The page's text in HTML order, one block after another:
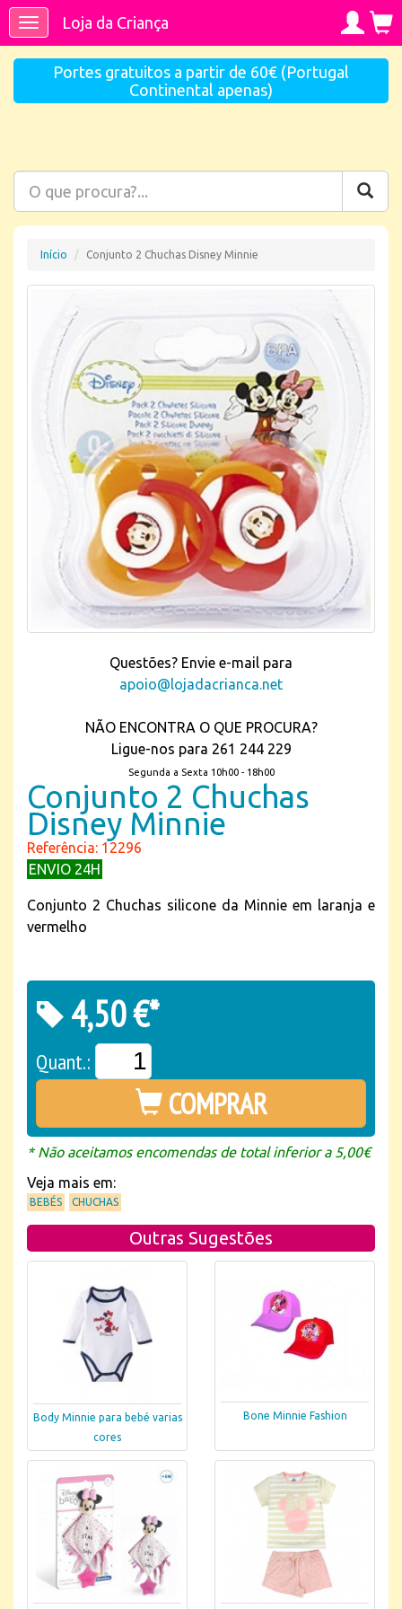
ToggleLoja da Criança
Portes gratuitos a partir de 60€ (Portugal
Continental apenas)
Início Conjunto 2 Chuchas Disney Minnie
Questões? Envie e-mail para
apoio@lojadacrianca.net
NÃO ENCONTRA O QUE PROCURA?
Ligue-nos para 261 244 229
Segunda a Sexta 10h00 - 18h00
Conjunto 2 Chuchas
Disney Minnie
Referência: 12296
ENVIO 24H
Conjunto 2 Chuchas silicone da Minnie em laranja e
vermelho
4,50 €*
Quant.:
COMPRAR
* Não aceitamos encomendas de total inferior a 5,00€
Veja mais em:
BEBÉS CHUCHAS
Outras Sugestões
Body Minnie para bebé varias
cores
Bone Minnie Fashion